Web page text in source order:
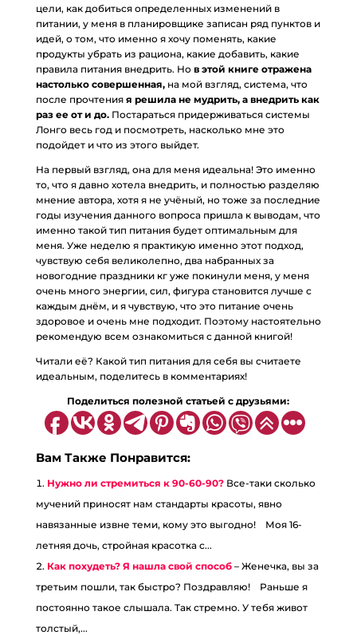
цели, как добиться определенных изменений в
питании, у меня в планировщике записан ряд пунктов и
идей, о том, что именно я хочу поменять, какие
продукты убрать из рациона, какие добавить, какие
правила питания внедрить. Но в этой книге отражена
настолько совершенная,на мой взгляд, система, что
после прочтенияя решила не мудрить, а внедрить как
раз ее от и до.Постараться придерживаться системы
Лонго весь год и посмотреть, насколько мне это
подойдет и что из этого выйдет.
На первый взгляд, она для меня идеальна! Это именно
то, что я давно хотела внедрить, и полностью разделяю
мнение автора, хотя я не учёный, но тоже за последние
годы изучения данного вопроса пришла к выводам, что
именно такой тип питания будет оптимальным для
меня. Уже неделю я практикую именно этот подход,
чувствую себя великолепно, два набранных за
новогодние праздники кг уже покинули меня, у меня
очень много энергии, сил, фигура становится лучше с
каждым днём, и я чувствую, что это питание очень
здоровое и очень мне подходит. Поэтому настоятельно
рекомендую всем ознакомиться с данной книгой!
Читали её? Какой тип питания для себя вы считаете
идеальным, поделитесь в комментариях!
Поделиться полезной статьей с друзьями:
Вам Также Понравится:
Нужно ли стремиться к 90-60-90? Все-таки сколько
мучений приносят нам стандарты красоты, явно
навязанные извне теми, кому это выгодно!⠀ Моя 16-
летняя дочь, стройная красотка с...
Как похудеть? Я нашла свой способ – Женечка, вы за
третьим пошли, так быстро? Поздравляю!⠀ Раньше я
постоянно такое слышала. Так стремно. У тебя живот
толстый,...